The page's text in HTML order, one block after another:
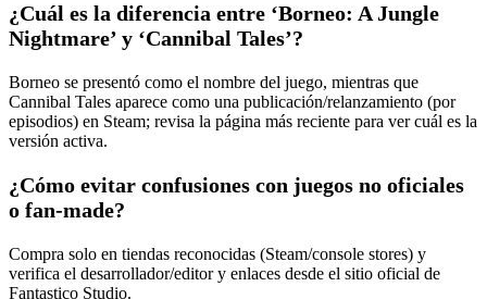
¿Cuál es la diferencia entre ‘Borneo: A Jungle
Nightmare’ y ‘Cannibal Tales’?
Borneo se presentó como el nombre del juego, mientras que
Cannibal Tales aparece como una publicación/relanzamiento (por
episodios) en Steam; revisa la página más reciente para ver cuál es la
versión activa.
¿Cómo evitar confusiones con juegos no oficiales
o fan-made?
Compra solo en tiendas reconocidas (Steam/console stores) y
verifica el desarrollador/editor y enlaces desde el sitio oficial de
Fantastico Studio.